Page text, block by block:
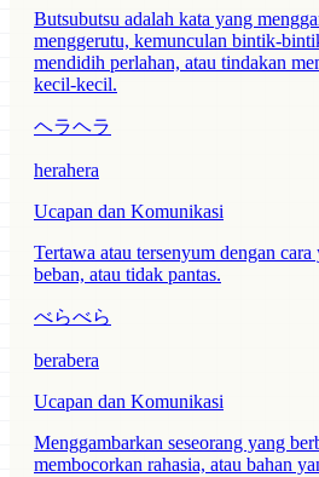
Butsubutsu adalah kata yang
menggerutu, kemunculan bintik-
mendidih perlahan, atau tindakan
kecil-kecil.
ヘラヘラ
herahera
Ucapan dan Komunikasi
Tertawa atau tersenyum dengan
beban, atau tidak pantas.
べらべら
berabera
Ucapan dan Komunikasi
Menggambarkan seseorang yang
membocorkan rahasia, atau bahan